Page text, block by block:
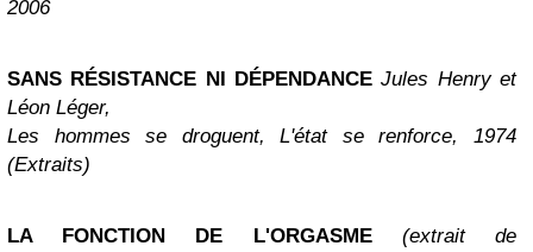
2006
SANS RÉSISTANCE NI DÉPENDANCEJules Henry et
Léon Léger,
Les hommes se droguent, L'état se renforce, 1974
(Extraits)
LA FONCTION DE L'ORGASME
(extrait de